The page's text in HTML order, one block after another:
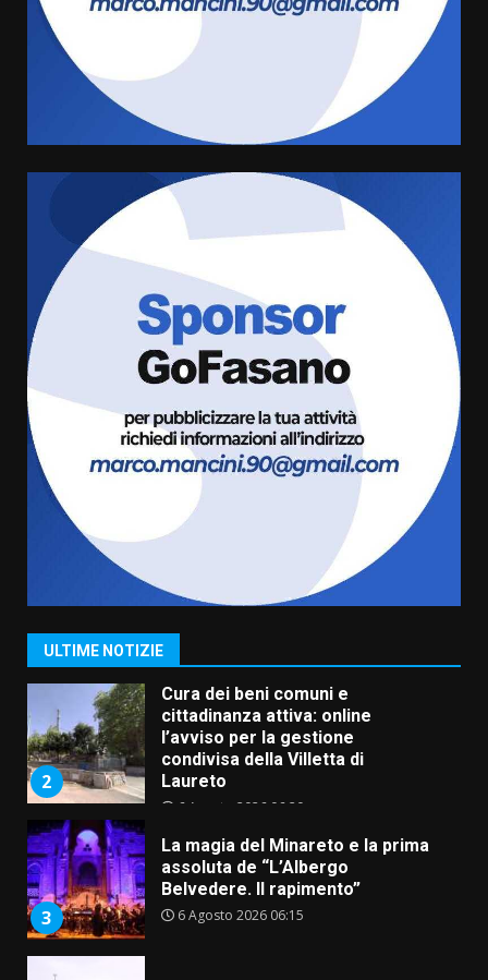
ULTIME NOTIZIE
Serie D, l’Us Fasano è escluso
dal campionato
Truffatori in azione nelle
frazioni fasanesi
5 Agosto 2026 11:03
Residenti di Savelletri scrivono
al Prefetto: “Noi cittadini di
serie B”
5 Agosto 2026 06:15
A Savelletri torna la Sagra del
Pesce Spada: appuntamento a
sabato 8 agosto
5 Agosto 2026 06:10
1
Grazia Neglia, coordinatrice
cittadina di Fratelli d’Italia,
pronta a tornare in Consiglio
2
Cura dei beni comuni e
cittadinanza attiva: online
l’avviso per la gestione
condivisa della Villetta di
Laureto
6 Agosto 2026 06:20
3
La magia del Minareto e la prima
assoluta de “L’Albergo
Belvedere. Il rapimento”
6 Agosto 2026 06:15